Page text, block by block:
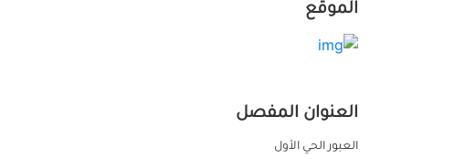
الموقع
العنوان المفصل
العبور الحي الأول